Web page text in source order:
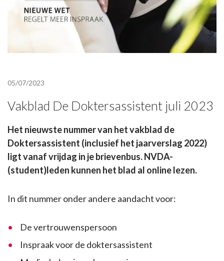
05/07/2023
Vakblad De Doktersassistent juli 2023
Het nieuwste nummer van het vakblad de
Doktersassistent (inclusief het jaarverslag 2022)
ligt vanaf vrijdag in je brievenbus. NVDA-
(student)leden kunnen het blad al online lezen.
In dit nummer onder andere aandacht voor:
De vertrouwenspersoon
Inspraak voor de doktersassistent